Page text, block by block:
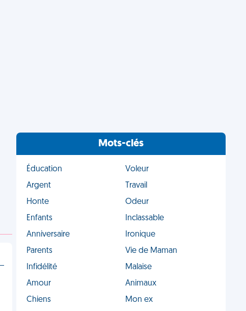
Mots-clés
Éducation
Voleur
Argent
Travail
Honte
Odeur
Enfants
Inclassable
Anniversaire
Ironique
Parents
Vie de Maman
Infidélité
Malaise
Amour
Animaux
Chiens
Mon ex